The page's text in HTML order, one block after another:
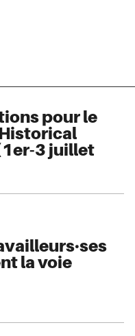
pour le
3 juillet
la voie